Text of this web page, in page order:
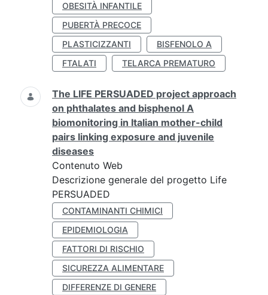
OBESITÀ INFANTILE
PUBERTÀ PRECOCE
PLASTICIZZANTI
BISFENOLO A
FTALATI
TELARCA PREMATURO
The LIFE PERSUADED project approach
on phthalates and bisphenol A
biomonitoring in Italian mother-child
pairs linking exposure and juvenile
diseases
Contenuto Web
Descrizione generale del progetto Life
PERSUADED
CONTAMINANTI CHIMICI
EPIDEMIOLOGIA
FATTORI DI RISCHIO
SICUREZZA ALIMENTARE
DIFFERENZE DI GENERE